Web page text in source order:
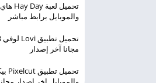
والموبايل برابط مباشر
مجانا آخر إصدار